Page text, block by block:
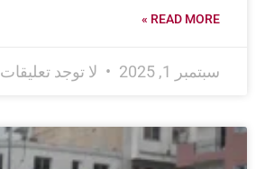
READ MORE »
سبتمبر 1, 2025 لا توجد تعليقات